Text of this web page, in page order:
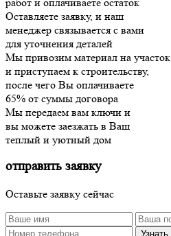
Оставляете заявку, и наш
менеджер связывается с вами
для уточнения деталей
Мы привозим материал на участок
и приступаем к строительству,
после чего Вы оплачиваете
65% от суммы договора
Мы передаем вам ключи и
вы можете заезжать в Ваш
теплый и уютный дом
отправить заявку
Оставьте заявку сейчас